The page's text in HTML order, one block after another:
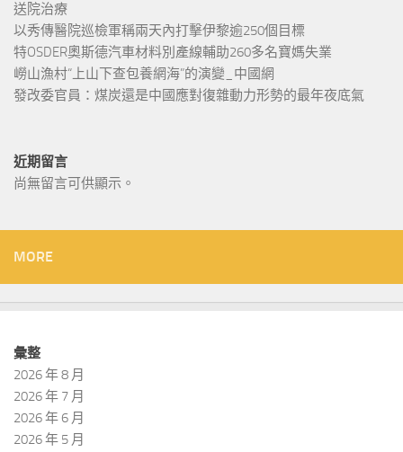
送院治療
以秀傳醫院巡檢軍稱兩天內打擊伊黎逾250個目標
特OSDER奧斯德汽車材料別產線輔助260多名寶媽失業
嶗山漁村“上山下查包養網海”的演變_中國網
發改委官員：煤炭還是中國應對復雜動力形勢的最年夜底氣
近期留言
尚無留言可供顯示。
MORE
彙整
2026 年 8 月
2026 年 7 月
2026 年 6 月
2026 年 5 月